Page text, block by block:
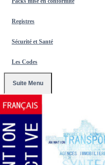
Registres
Sécurité et Santé
Les Codes
Suite Menu
Conventions Collectives